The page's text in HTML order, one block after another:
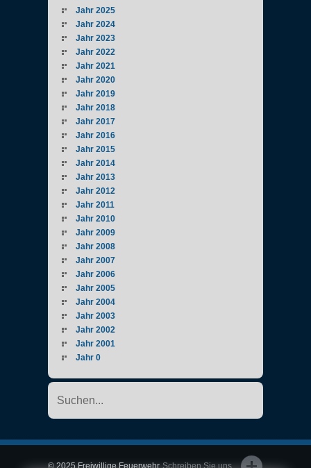
Jahr 2025
Jahr 2024
Jahr 2023
Jahr 2022
Jahr 2021
Jahr 2020
Jahr 2019
Jahr 2018
Jahr 2017
Jahr 2016
Jahr 2015
Jahr 2014
Jahr 2013
Jahr 2012
Jahr 2011
Jahr 2010
Jahr 2009
Jahr 2008
Jahr 2007
Jahr 2006
Jahr 2005
Jahr 2004
Jahr 2003
Jahr 2002
Jahr 2001
Jahr 0
Schreiben Sie uns
© 2025 Freiwillige Feuerwehr